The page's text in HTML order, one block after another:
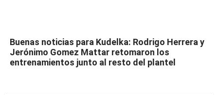
Buenas noticias para Kudelka: Rodrigo Herrera y
Jerónimo Gomez Mattar retomaron los
entrenamientos junto al resto del plantel